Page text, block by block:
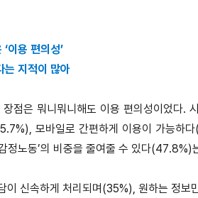
이용 편의성’
는 지적이 많아
점은 뭐니뭐니해도 이용 편의성이었다.
모바일로 간편하게 이용이 가능하
정노동’의 비중을 줄여줄 수 있다(47.8%)
신속하게 처리되며(35%), 원하는 정보